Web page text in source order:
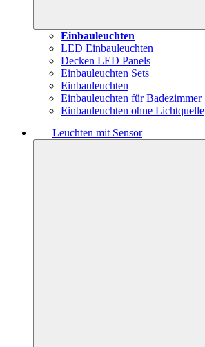
Einbauleuchten
LED Einbauleuchten
Decken LED Panels
Einbauleuchten Sets
Einbauleuchten
Einbauleuchten für Badezimmer
Einbauleuchten ohne Lichtquelle
Leuchten mit Sensor